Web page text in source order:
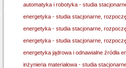
automatyka i robotyka - studia
energetyka - studia stacjonarne,
energetyka - studia stacjonarne,
energetyka - studia stacjonarne,
energetyka jądrowa i odnawialne źródła
inżynieria materiałowa - studia